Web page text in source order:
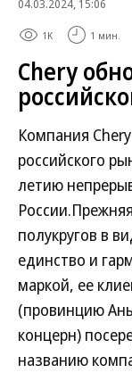
04.03.2024, 15:06
1K 1 мин.
Chery
Компания
российского
летию
полукругов в
единство и
маркой, ее
(провинцию
концерн)
названию